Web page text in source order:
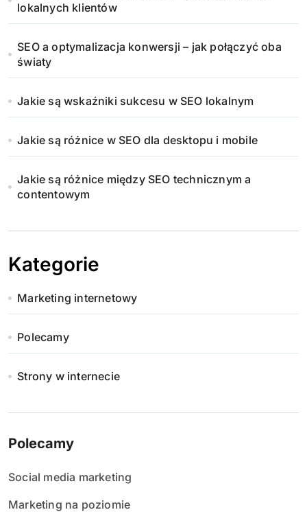
lokalnych klientów
SEO a optymalizacja konwersji – jak połączyć oba
światy
Jakie są wskaźniki sukcesu w SEO lokalnym
Jakie są różnice w SEO dla desktopu i mobile
Jakie są różnice między SEO technicznym a
contentowym
Kategorie
Marketing internetowy
Polecamy
Strony w internecie
Polecamy
Social media marketing
Marketing na poziomie